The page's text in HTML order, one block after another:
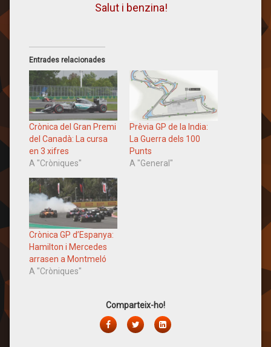
Salut i benzina!
Entrades relacionades
Crònica del Gran Premi
del Canadà: La cursa
en 3 xifres
A "Cròniques"
Prèvia GP de la India:
La Guerra dels 100
Punts
A "General"
Crònica GP d’Espanya:
Hamilton i Mercedes
arrasen a Montmeló
A "Cròniques"
Comparteix-ho!
FacebookTwitterLinkedIn